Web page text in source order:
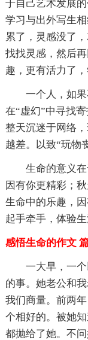
于自己艺术发展
学习与出外写生
累了，灵感没了
找找灵感，然后
趣，更有活力了
一个人，如果
在“虚幻”中寻找
整天沉迷于网络
越差。以致“玩物
生命的意义在
因有你更精彩；
生命中的乐趣，
起手牵手，体验生
感悟生命的作文
一大早，一个
的事。她老公和
我们商量。前两
个相好的。被她
都抛给了她。不